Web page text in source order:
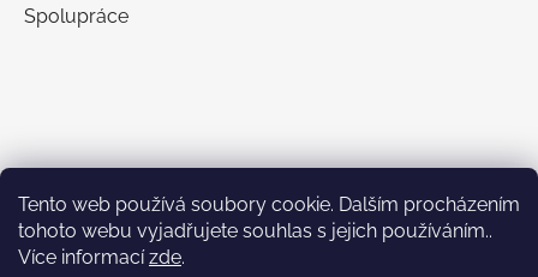
Tento web používá soubory cookie. Dalším procházením
tohoto webu vyjadřujete souhlas s jejich používáním..
Více informacízde.
Spolupráce